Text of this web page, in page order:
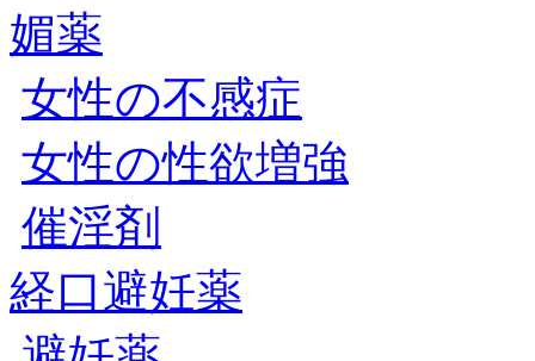
媚薬
女性の不感症
女性の性欲増強
催淫剤
経口避妊薬